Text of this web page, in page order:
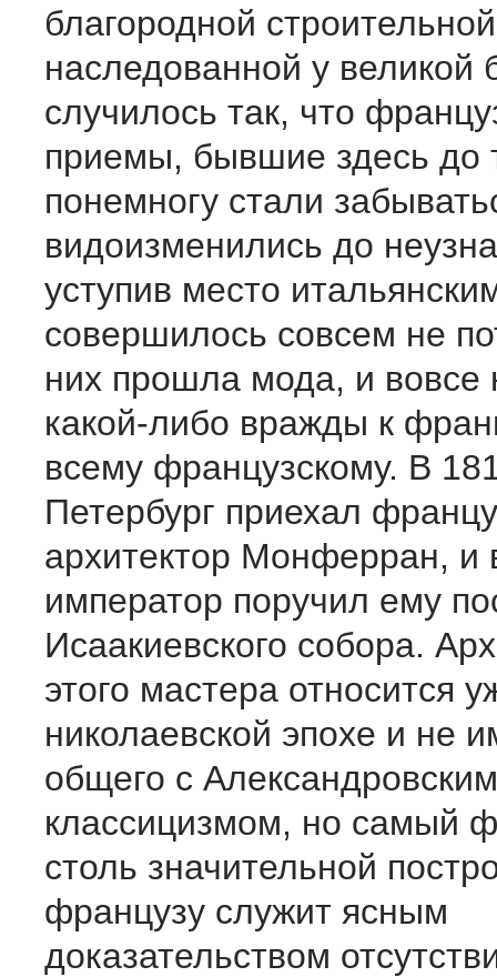
благородной
наследованной у великой
случилось так, что
приемы, бывшие здесь до
понемногу стали
видоизменились до
уступив место
совершилось совсем не
них прошла мода, и вовсе
какой-либо вражды к
всему французскому. В
Петербург приехал
архитектор Монферран, и
император поручил ему
Исаакиевского собора.
этого мастера относится
николаевской эпохе и не
общего с Александровским
классицизмом, но самый
столь значительной
французу служит ясным
доказательством